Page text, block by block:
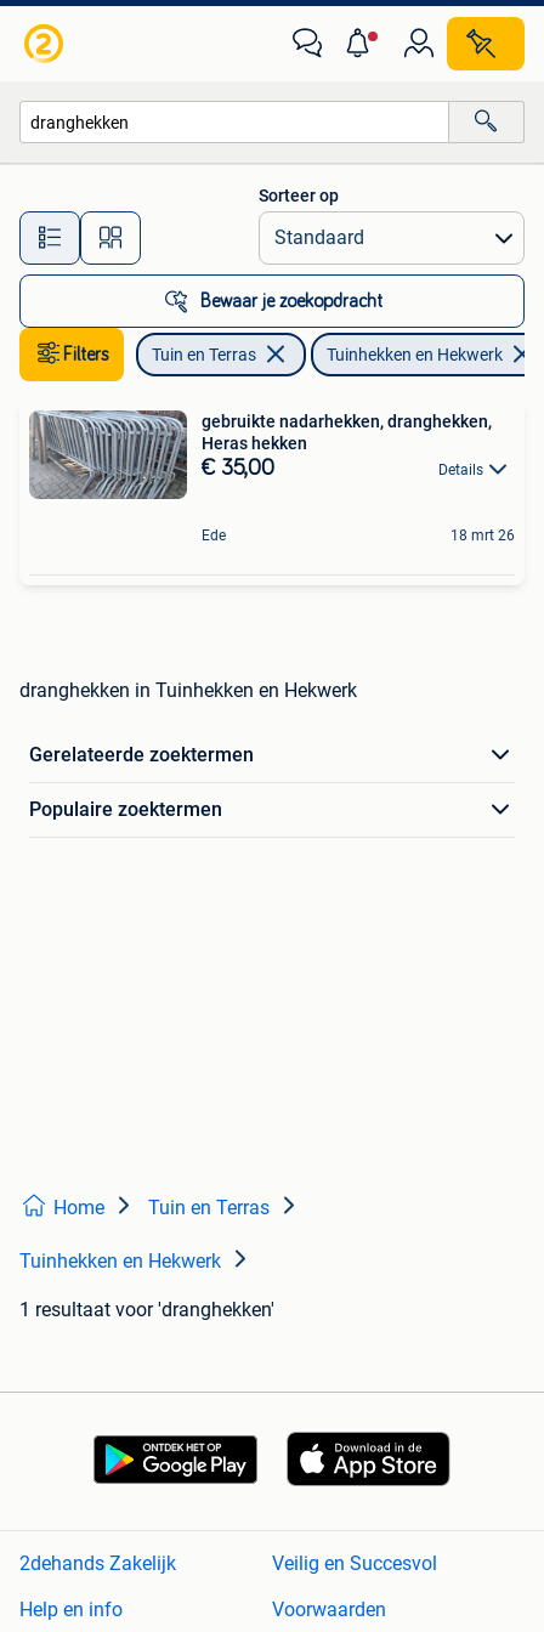
Alle afstanden…
Sorteer op
Bewaar je zoekopdracht
Filters Tuin en Terras Tuinhekken en Hekwerk
gebruikte nadarhekken, dranghekken,
Heras hekken
€ 35,00 Details
Ede 18 mrt 26
dranghekken in Tuinhekken en Hekwerk
Gerelateerde zoektermen
Populaire zoektermen
Home Tuin en Terras
Tuinhekken en Hekwerk
1 resultaat voor 'dranghekken'
2dehands Zakelijk
Veilig en Succesvol
Help en info
Voorwaarden